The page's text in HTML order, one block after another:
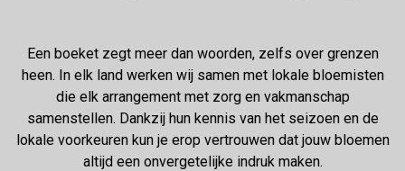
Een boeket zegt meer dan woorden, zelfs over grenzen
heen. In elk land werken wij samen met lokale bloemisten
die elk arrangement met zorg en vakmanschap
samenstellen. Dankzij hun kennis van het seizoen en de
lokale voorkeuren kun je erop vertrouwen dat jouw bloemen
altijd een onvergetelijke indruk maken.